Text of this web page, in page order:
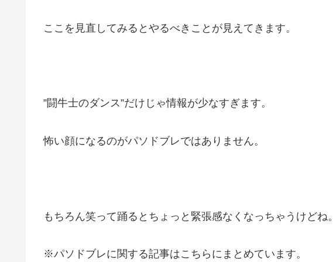
ここを見直してみるとやるべきことが見えてきます。
”闘牛士のダンス”だけじゃ情報が少なすぎます。
怖い顔になるのがパソドブレではありません。
もちろん笑って踊るとちょっと緊張感なくなっちゃうけどね。
※パソドブレに関する記事はこちらにまとめています。